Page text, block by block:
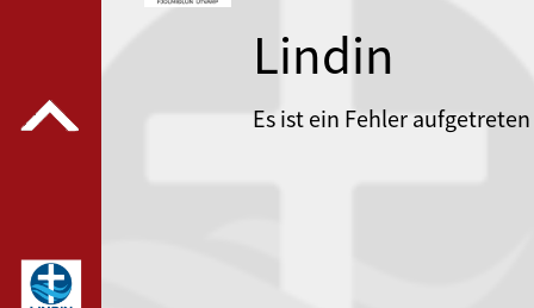
Lindin
Es ist ein Fehler aufgetreten